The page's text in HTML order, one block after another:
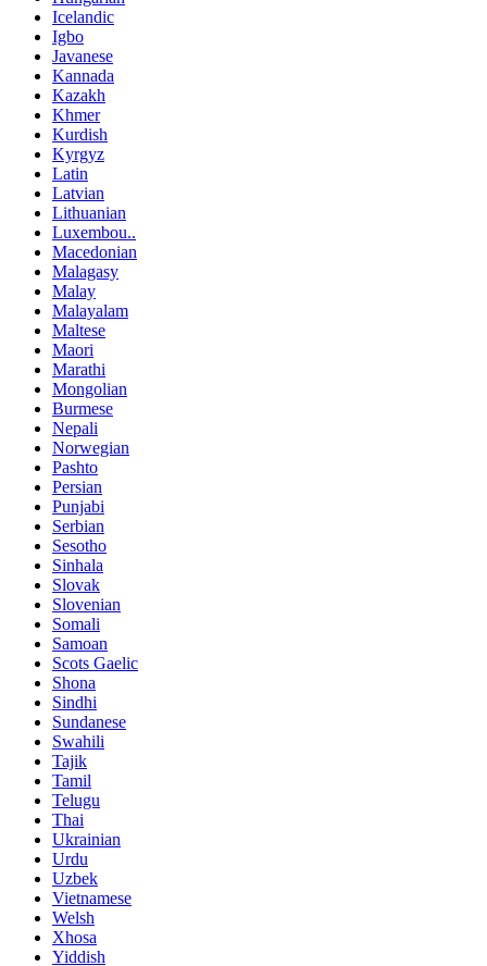
Icelandic
Igbo
Javanese
Kannada
Kazakh
Khmer
Kurdish
Kyrgyz
Latin
Latvian
Lithuanian
Luxembou..
Macedonian
Malagasy
Malay
Malayalam
Maltese
Maori
Marathi
Mongolian
Burmese
Nepali
Norwegian
Pashto
Persian
Punjabi
Serbian
Sesotho
Sinhala
Slovak
Slovenian
Somali
Samoan
Scots Gaelic
Shona
Sindhi
Sundanese
Swahili
Tajik
Tamil
Telugu
Thai
Ukrainian
Urdu
Uzbek
Vietnamese
Welsh
Xhosa
Yiddish